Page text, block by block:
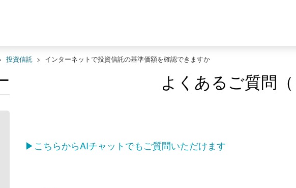
投資信託 > インターネットで投資信託の基準価額を確認できますか
よくあるご質問（
▶こちらからAIチャットでもご質問いただけます